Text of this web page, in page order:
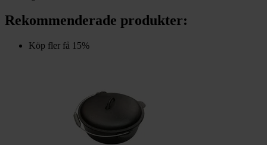
Rekommenderade produkter:
Köp fler få 15%